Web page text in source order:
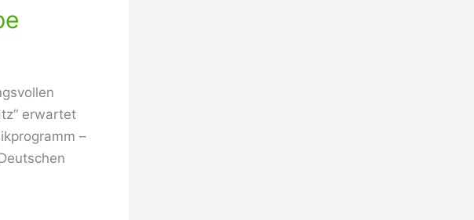
erwartet
–